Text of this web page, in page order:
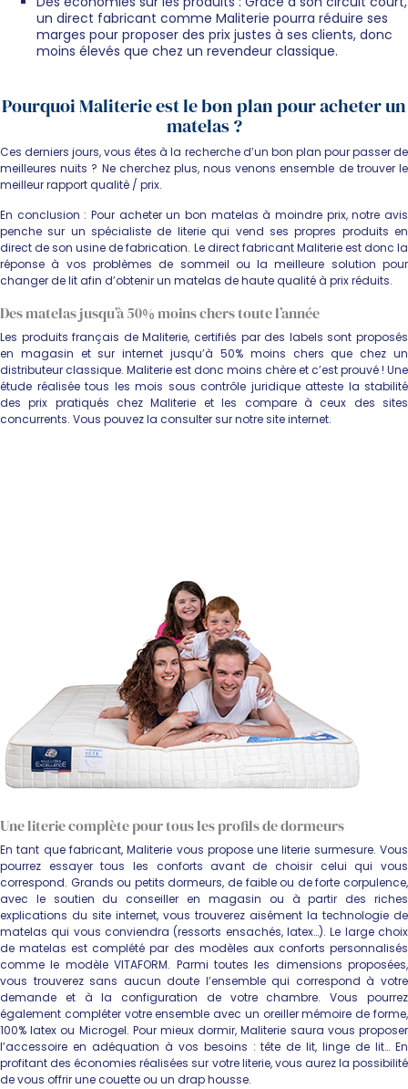
un direct fabricant comme Maliterie pourra réduire ses
marges pour proposer des prix justes à ses clients, donc
moins élevés que chez un revendeur classique.
Pourquoi Maliterie est le bon plan pour acheter un
matelas ?
Ces derniers jours, vous êtes à la recherche d’un bon plan pour passer de
meilleures nuits ? Ne cherchez plus, nous venons ensemble de trouver le
meilleur rapport qualité / prix.
En conclusion : Pour acheter un bon matelas à moindre prix, notre avis
penche sur un spécialiste de literie qui vend ses propres produits en
direct de son usine de fabrication. Le direct fabricant Maliterie est donc la
réponse à vos problèmes de sommeil ou la meilleure solution pour
changer de lit afin d’obtenir un matelas de haute qualité à prix réduits.
Des matelas jusqu’à 50% moins chers toute l’année
Les produits français de Maliterie, certifiés par des labels sont proposés
en magasin et sur internet jusqu’à 50% moins chers que chez un
distributeur classique. Maliterie est donc moins chère et c’est prouvé ! Une
étude réalisée tous les mois sous contrôle juridique atteste la stabilité
des prix pratiqués chez Maliterie et les compare à ceux des sites
concurrents. Vous pouvez la consulter sur notre site internet.
Une literie complète pour tous les profils de dormeurs
En tant que fabricant, Maliterie vous propose une literie surmesure. Vous
pourrez essayer tous les conforts avant de choisir celui qui vous
correspond. Grands ou petits dormeurs, de faible ou de forte corpulence,
avec le soutien du conseiller en magasin ou à partir des riches
explications du site internet, vous trouverez aisément la technologie de
matelas qui vous conviendra (ressorts ensachés, latex…). Le large choix
de matelas est complété par des modèles aux conforts personnalisés
comme le modèle VITAFORM. Parmi toutes les dimensions proposées,
vous trouverez sans aucun doute l’ensemble qui correspond à votre
demande et à la configuration de votre chambre. Vous pourrez
également compléter votre ensemble avec un oreiller mémoire de forme,
100% latex ou Microgel. Pour mieux dormir, Maliterie saura vous proposer
l’accessoire en adéquation à vos besoins : tête de lit, linge de lit… En
profitant des économies réalisées sur votre literie, vous aurez la possibilité
de vous offrir une couette ou un drap housse.